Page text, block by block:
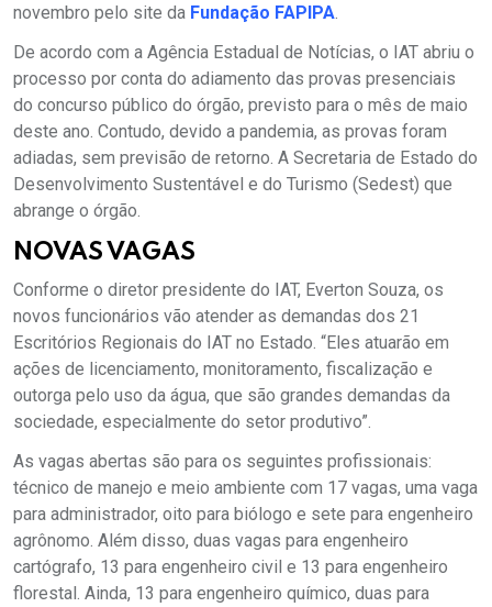
novembro pelo site da Fundação FAPIPA.
De acordo com a Agência Estadual de Notícias, o IAT abriu o
processo por conta do adiamento das provas presenciais
do concurso público do órgão, previsto para o mês de maio
deste ano. Contudo, devido a pandemia, as provas foram
adiadas, sem previsão de retorno. A Secretaria de Estado do
Desenvolvimento Sustentável e do Turismo (Sedest) que
abrange o órgão.
NOVAS VAGAS
Conforme o diretor presidente do IAT, Everton Souza, os
novos funcionários vão atender as demandas dos 21
Escritórios Regionais do IAT no Estado. “Eles atuarão em
ações de licenciamento, monitoramento, fiscalização e
outorga pelo uso da água, que são grandes demandas da
sociedade, especialmente do setor produtivo”.
As vagas abertas são para os seguintes profissionais:
técnico de manejo e meio ambiente com 17 vagas, uma vaga
para administrador, oito para biólogo e sete para engenheiro
agrônomo. Além disso, duas vagas para engenheiro
cartógrafo, 13 para engenheiro civil e 13 para engenheiro
florestal. Ainda, 13 para engenheiro químico, duas para